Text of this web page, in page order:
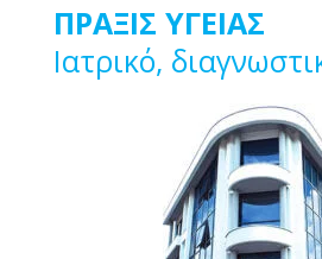
ΠΡΑΞΙΣ ΥΓΕΙΑΣ
Ιατρικό,